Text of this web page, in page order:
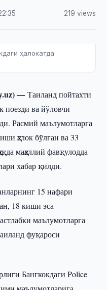
219 views
ҳалокатда
—Таиланд пойтахти
поезди ва йўловчи
Расмий маълумотларга
ҳалок бўлган ва 33
маҳаллий фавқулодда
хабар қилди.
15 нафари
18 киши эса
маълумотларга
фуқароси
Бангкокдаги Police